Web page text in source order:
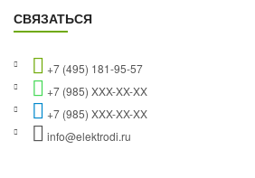
СВЯЗАТЬСЯ
+7 (495) 181-95-57
+7 (985) XXX-XX-XX
+7 (985) XXX-XX-XX
info@elektrodi.ru